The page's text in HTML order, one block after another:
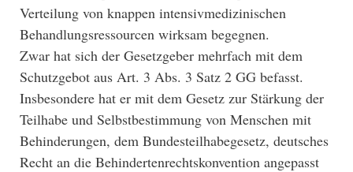
Verteilung von knappen intensivmedizinischen
Behandlungsressourcen wirksam begegnen.
Zwar hat sich der Gesetzgeber mehrfach mit dem
Schutzgebot aus Art. 3 Abs. 3 Satz 2 GG befasst.
Insbesondere hat er mit dem Gesetz zur Stärkung der
Teilhabe und Selbstbestimmung von Menschen mit
Behinderungen, dem Bundesteilhabegesetz, deutsches
Recht an die Behindertenrechtskonvention angepasst